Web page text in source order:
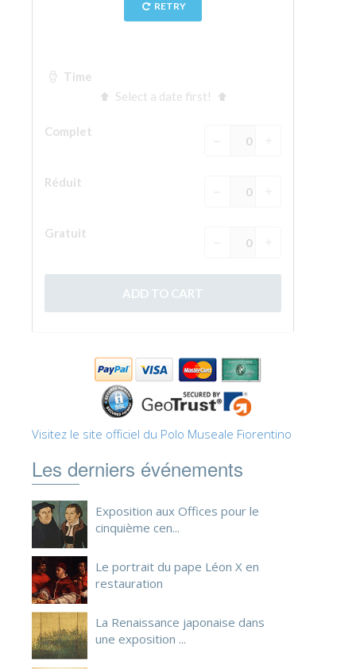
la Basilique de Santa Croce
Les billets coupe-file
Visitez le site officiel du Polo Museale Fiorentino
Les derniers événements
Exposition aux Offices pour le
cinquième cen...
Le portrait du pape Léon X en
restauration
La Renaissance japonaise dans
une exposition ...